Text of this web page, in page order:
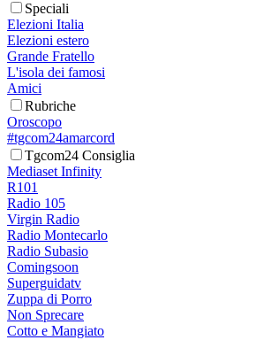
Speciali
Elezioni Italia
Elezioni estero
Grande Fratello
L'isola dei famosi
Amici
Rubriche
Oroscopo
#tgcom24amarcord
Tgcom24 Consiglia
Mediaset Infinity
R101
Radio 105
Virgin Radio
Radio Montecarlo
Radio Subasio
Comingsoon
Superguidatv
Zuppa di Porro
Non Sprecare
Cotto e Mangiato